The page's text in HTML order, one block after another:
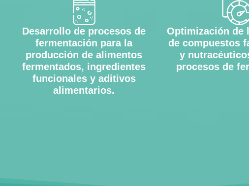
Desarrollo de procesos de
fermentación para la
producción de alimentos
fermentados, ingredientes
funcionales y aditivos
alimentarios.
Optimización de
de compuestos
y
procesos de